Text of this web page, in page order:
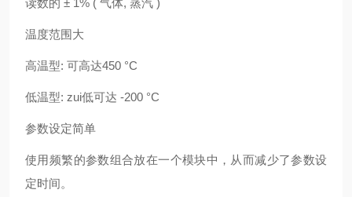
读数的 ± 1% ( 气体, 蒸汽 )
温度范围大
高温型: 可高达450 °C
低温型: zui低可达 -200 °C
参数设定简单
使用频繁的参数组合放在一个模块中，从而减少了参数设
定时间。